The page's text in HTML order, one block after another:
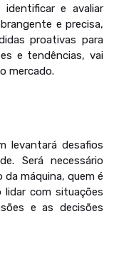
e avaliar
e precisa,
proativas para
e tendências, vai
mercado.
levantará desafios
Será necessário
máquina, quem é
lidar com situações
e as decisões